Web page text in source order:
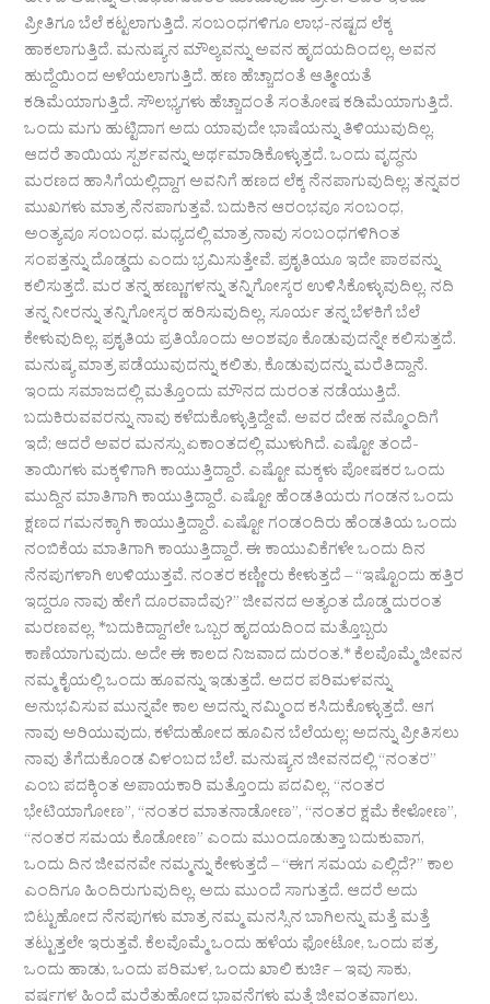
ಪ್ರೀತಿಗೂ ಬೆಲೆ ಕಟ್ಟಲಾಗುತ್ತಿದೆ. ಸಂಬಂಧಗಳಿಗೂ ಲಾಭ-ನಷ್ಟದ ಲೆಕ್ಕ
ಹಾಕಲಾಗುತ್ತಿದೆ. ಮನುಷ್ಯನ ಮೌಲ್ಯವನ್ನು ಅವನ ಹೃದಯದಿಂದಲ್ಲ, ಅವನ
ಹುದ್ದೆಯಿಂದ ಅಳೆಯಲಾಗುತ್ತಿದೆ. ಹಣ ಹೆಚ್ಚಾದಂತೆ ಆತ್ಮೀಯತೆ
ಕಡಿಮೆಯಾಗುತ್ತಿದೆ. ಸೌಲಭ್ಯಗಳು ಹೆಚ್ಚಾದಂತೆ ಸಂತೋಷ ಕಡಿಮೆಯಾಗುತ್ತಿದೆ.
ಒಂದು ಮಗು ಹುಟ್ಟಿದಾಗ ಅದು ಯಾವುದೇ ಭಾಷೆಯನ್ನು ತಿಳಿಯುವುದಿಲ್ಲ.
ಆದರೆ ತಾಯಿಯ ಸ್ಪರ್ಶವನ್ನು ಅರ್ಥಮಾಡಿಕೊಳ್ಳುತ್ತದೆ. ಒಂದು ವೃದ್ಧನು
ಮರಣದ ಹಾಸಿಗೆಯಲ್ಲಿದ್ದಾಗ ಅವನಿಗೆ ಹಣದ ಲೆಕ್ಕ ನೆನಪಾಗುವುದಿಲ್ಲ; ತನ್ನವರ
ಮುಖಗಳು ಮಾತ್ರ ನೆನಪಾಗುತ್ತವೆ. ಬದುಕಿನ ಆರಂಭವೂ ಸಂಬಂಧ,
ಅಂತ್ಯವೂ ಸಂಬಂಧ. ಮಧ್ಯದಲ್ಲಿ ಮಾತ್ರ ನಾವು ಸಂಬಂಧಗಳಿಗಿಂತ
ಸಂಪತ್ತನ್ನು ದೊಡ್ಡದು ಎಂದು ಭ್ರಮಿಸುತ್ತೇವೆ. ಪ್ರಕೃತಿಯೂ ಇದೇ ಪಾಠವನ್ನು
ಕಲಿಸುತ್ತದೆ. ಮರ ತನ್ನ ಹಣ್ಣುಗಳನ್ನು ತನ್ನಿಗೋಸ್ಕರ ಉಳಿಸಿಕೊಳ್ಳುವುದಿಲ್ಲ. ನದಿ
ತನ್ನ ನೀರನ್ನು ತನ್ನಿಗೋಸ್ಕರ ಹರಿಸುವುದಿಲ್ಲ. ಸೂರ್ಯ ತನ್ನ ಬೆಳಕಿಗೆ ಬೆಲೆ
ಕೇಳುವುದಿಲ್ಲ. ಪ್ರಕೃತಿಯ ಪ್ರತಿಯೊಂದು ಅಂಶವೂ ಕೊಡುವುದನ್ನೇ ಕಲಿಸುತ್ತದೆ.
ಮನುಷ್ಯ ಮಾತ್ರ ಪಡೆಯುವುದನ್ನು ಕಲಿತು, ಕೊಡುವುದನ್ನು ಮರೆತಿದ್ದಾನೆ.
ಇಂದು ಸಮಾಜದಲ್ಲಿ ಮತ್ತೊಂದು ಮೌನದ ದುರಂತ ನಡೆಯುತ್ತಿದೆ.
ಬದುಕಿರುವವರನ್ನು ನಾವು ಕಳೆದುಕೊಳ್ಳುತ್ತಿದ್ದೇವೆ. ಅವರ ದೇಹ ನಮ್ಮೊಂದಿಗೆ
ಇದೆ; ಆದರೆ ಅವರ ಮನಸ್ಸು ಏಕಾಂತದಲ್ಲಿ ಮುಳುಗಿದೆ. ಎಷ್ಟೋ ತಂದೆ-
ತಾಯಿಗಳು ಮಕ್ಕಳಿಗಾಗಿ ಕಾಯುತ್ತಿದ್ದಾರೆ. ಎಷ್ಟೋ ಮಕ್ಕಳು ಪೋಷಕರ ಒಂದು
ಮುದ್ದಿನ ಮಾತಿಗಾಗಿ ಕಾಯುತ್ತಿದ್ದಾರೆ. ಎಷ್ಟೋ ಹೆಂಡತಿಯರು ಗಂಡನ ಒಂದು
ಕ್ಷಣದ ಗಮನಕ್ಕಾಗಿ ಕಾಯುತ್ತಿದ್ದಾರೆ. ಎಷ್ಟೋ ಗಂಡಂದಿರು ಹೆಂಡತಿಯ ಒಂದು
ನಂಬಿಕೆಯ ಮಾತಿಗಾಗಿ ಕಾಯುತ್ತಿದ್ದಾರೆ. ಈ ಕಾಯುವಿಕೆಗಳೇ ಒಂದು ದಿನ
ನೆನಪುಗಳಾಗಿ ಉಳಿಯುತ್ತವೆ. ನಂತರ ಕಣ್ಣೀರು ಕೇಳುತ್ತದೆ – “ಇಷ್ಟೊಂದು ಹತ್ತಿರ
ಇದ್ದರೂ ನಾವು ಹೇಗೆ ದೂರವಾದೆವು?” ಜೀವನದ ಅತ್ಯಂತ ದೊಡ್ಡ ದುರಂತ
ಮರಣವಲ್ಲ. *ಬದುಕಿದ್ದಾಗಲೇ ಒಬ್ಬರ ಹೃದಯದಿಂದ ಮತ್ತೊಬ್ಬರು
ಕಾಣೆಯಾಗುವುದು. ಅದೇ ಈ ಕಾಲದ ನಿಜವಾದ ದುರಂತ.* ಕೆಲವೊಮ್ಮೆ ಜೀವನ
ನಮ್ಮ ಕೈಯಲ್ಲಿ ಒಂದು ಹೂವನ್ನು ಇಡುತ್ತದೆ. ಅದರ ಪರಿಮಳವನ್ನು
ಅನುಭವಿಸುವ ಮುನ್ನವೇ ಕಾಲ ಅದನ್ನು ನಮ್ಮಿಂದ ಕಸಿದುಕೊಳ್ಳುತ್ತದೆ. ಆಗ
ನಾವು ಅರಿಯುವುದು, ಕಳೆದುಹೋದ ಹೂವಿನ ಬೆಲೆಯಲ್ಲ; ಅದನ್ನು ಪ್ರೀತಿಸಲು
ನಾವು ತೆಗೆದುಕೊಂಡ ವಿಳಂಬದ ಬೆಲೆ. ಮನುಷ್ಯನ ಜೀವನದಲ್ಲಿ “ನಂತರ”
ಎಂಬ ಪದಕ್ಕಿಂತ ಅಪಾಯಕಾರಿ ಮತ್ತೊಂದು ಪದವಿಲ್ಲ. “ನಂತರ
ಭೇಟಿಯಾಗೋಣ”, “ನಂತರ ಮಾತನಾಡೋಣ”, “ನಂತರ ಕ್ಷಮೆ ಕೇಳೋಣ”,
“ನಂತರ ಸಮಯ ಕೊಡೋಣ” ಎಂದು ಮುಂದೂಡುತ್ತಾ ಬದುಕುವಾಗ,
ಒಂದು ದಿನ ಜೀವನವೇ ನಮ್ಮನ್ನು ಕೇಳುತ್ತದೆ – “ಈಗ ಸಮಯ ಎಲ್ಲಿದೆ?” ಕಾಲ
ಎಂದಿಗೂ ಹಿಂದಿರುಗುವುದಿಲ್ಲ. ಅದು ಮುಂದೆ ಸಾಗುತ್ತದೆ. ಆದರೆ ಅದು
ಬಿಟ್ಟುಹೋದ ನೆನಪುಗಳು ಮಾತ್ರ ನಮ್ಮ ಮನಸ್ಸಿನ ಬಾಗಿಲನ್ನು ಮತ್ತೆ ಮತ್ತೆ
ತಟ್ಟುತ್ತಲೇ ಇರುತ್ತವೆ. ಕೆಲವೊಮ್ಮೆ ಒಂದು ಹಳೆಯ ಫೋಟೋ, ಒಂದು ಪತ್ರ,
ಒಂದು ಹಾಡು, ಒಂದು ಪರಿಮಳ, ಒಂದು ಖಾಲಿ ಕುರ್ಚಿ – ಇವು ಸಾಕು,
ವರ್ಷಗಳ ಹಿಂದೆ ಮರೆತುಹೋದ ಭಾವನೆಗಳು ಮತ್ತೆ ಜೀವಂತವಾಗಲು.